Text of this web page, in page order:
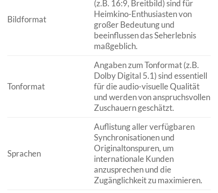
Bildformat
(z.B. 16:9, Breitbild) sind für
Heimkino-Enthusiasten von
großer Bedeutung und
beeinflussen das Seherlebnis
maßgeblich.
Tonformat
Angaben zum Tonformat (z.B.
Dolby Digital 5.1) sind essentiell
für die audio-visuelle Qualität
und werden von anspruchsvollen
Zuschauern geschätzt.
Sprachen
Auflistung aller verfügbaren
Synchronisationen und
Originaltonspuren, um
internationale Kunden
anzusprechen und die
Zugänglichkeit zu maximieren.